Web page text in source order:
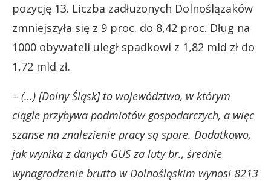
pozycję 13. Liczba zadłużonych Dolnoślązaków
zmniejszyła się z 9 proc. do 8,42 proc. Dług na
1000 obywateli uległ spadkowi z 1,82 mld zł do
1,72 mld zł.
– (…) [Dolny Śląsk] to województwo, w którym
ciągle przybywa podmiotów gospodarczych, a więc
szanse na znalezienie pracy są spore. Dodatkowo,
jak wynika z danych GUS za luty br., średnie
wynagrodzenie brutto w Dolnośląskim wynosi 8213